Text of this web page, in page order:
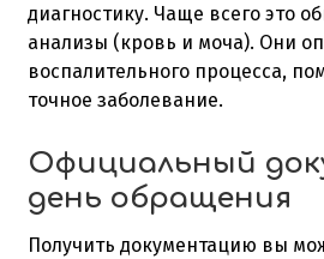
диагностику. Чаще всего это
анализы (кровь и моча). Они
воспалительного процесса,
точное заболевание.
Официальный
день обращения
Получить документацию вы